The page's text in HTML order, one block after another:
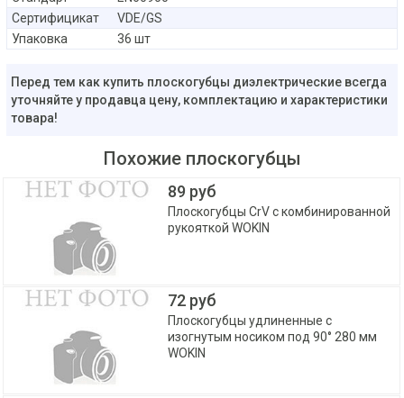
Сертифицикат
VDE/GS
Упаковка
36 шт
Перед тем как купить плоскогубцы диэлектрические всегда
уточняйте у продавца цену, комплектацию и характеристики
товара!
Похожие плоскогубцы
89 руб
Плоскогубцы CrV с комбинированной
рукояткой WOKIN
72 руб
Плоскогубцы удлиненные с
изогнутым носиком под 90° 280 мм
WOKIN